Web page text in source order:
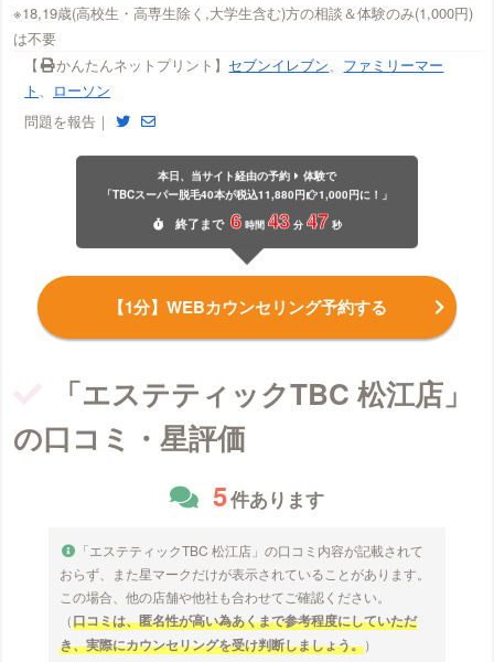
※18,19歳(高校生・高専生除く,大学生含む)方の相談＆体験のみ(1,000円)
は不要
【
かんたんネットプリント】 セブンイレブン
ファミリーマー
ト
ローソン
問題を報告｜
本日、当サイト経由の予約
体験で
「TBCスーパー脱毛40本が税込11,880円
1,000円に！」
終了 まで 6 時間 43 分 46 秒
【1分】WEBカウンセリング予約する
「エステティックTBC 松江店」
の口コミ・星評価
5件あります
「エステティックTBC 松江店」の口コミ内容が記載されて
おらず、また星マークだけが表示されていることがあります。
この場合、他の店舗や他社も合わせてご確認ください。
（口コミは、匿名性が高い為あくまで参考程度にしていただ
き、実際にカウンセリングを受け判断しましょう。）